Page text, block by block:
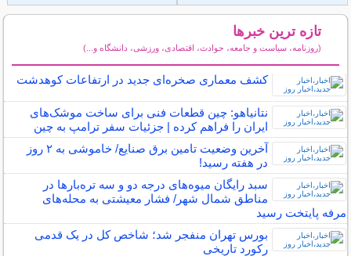
تازه ترین خبرها
(روزنامه، سیاست و جامعه، حوادث، اقتصادی، ورزشی، دانشگاه و...)
کشف معماری صخره‌ای جدید در ارتفاعات کوهدشت
نتانیاهو: چین قطعات فنی برای ساخت موشک‌های
ایران را فراهم کرده | جزئیات سفر ترامپ به چین
آخرین وضعیت تامین برق صنایع/ خاموشی به ۲ روز
در هفته رسید!
سبد رایگان میوه‌های درجه دو و سه تره‌بارها در
مناطق شمال شهر/ فشار معیشتی به محله‌های
مرفه پایتخت رسید
بورس تهران منفجر شد؛ شاخص کل در یک قدمی
رکورد تاریخی